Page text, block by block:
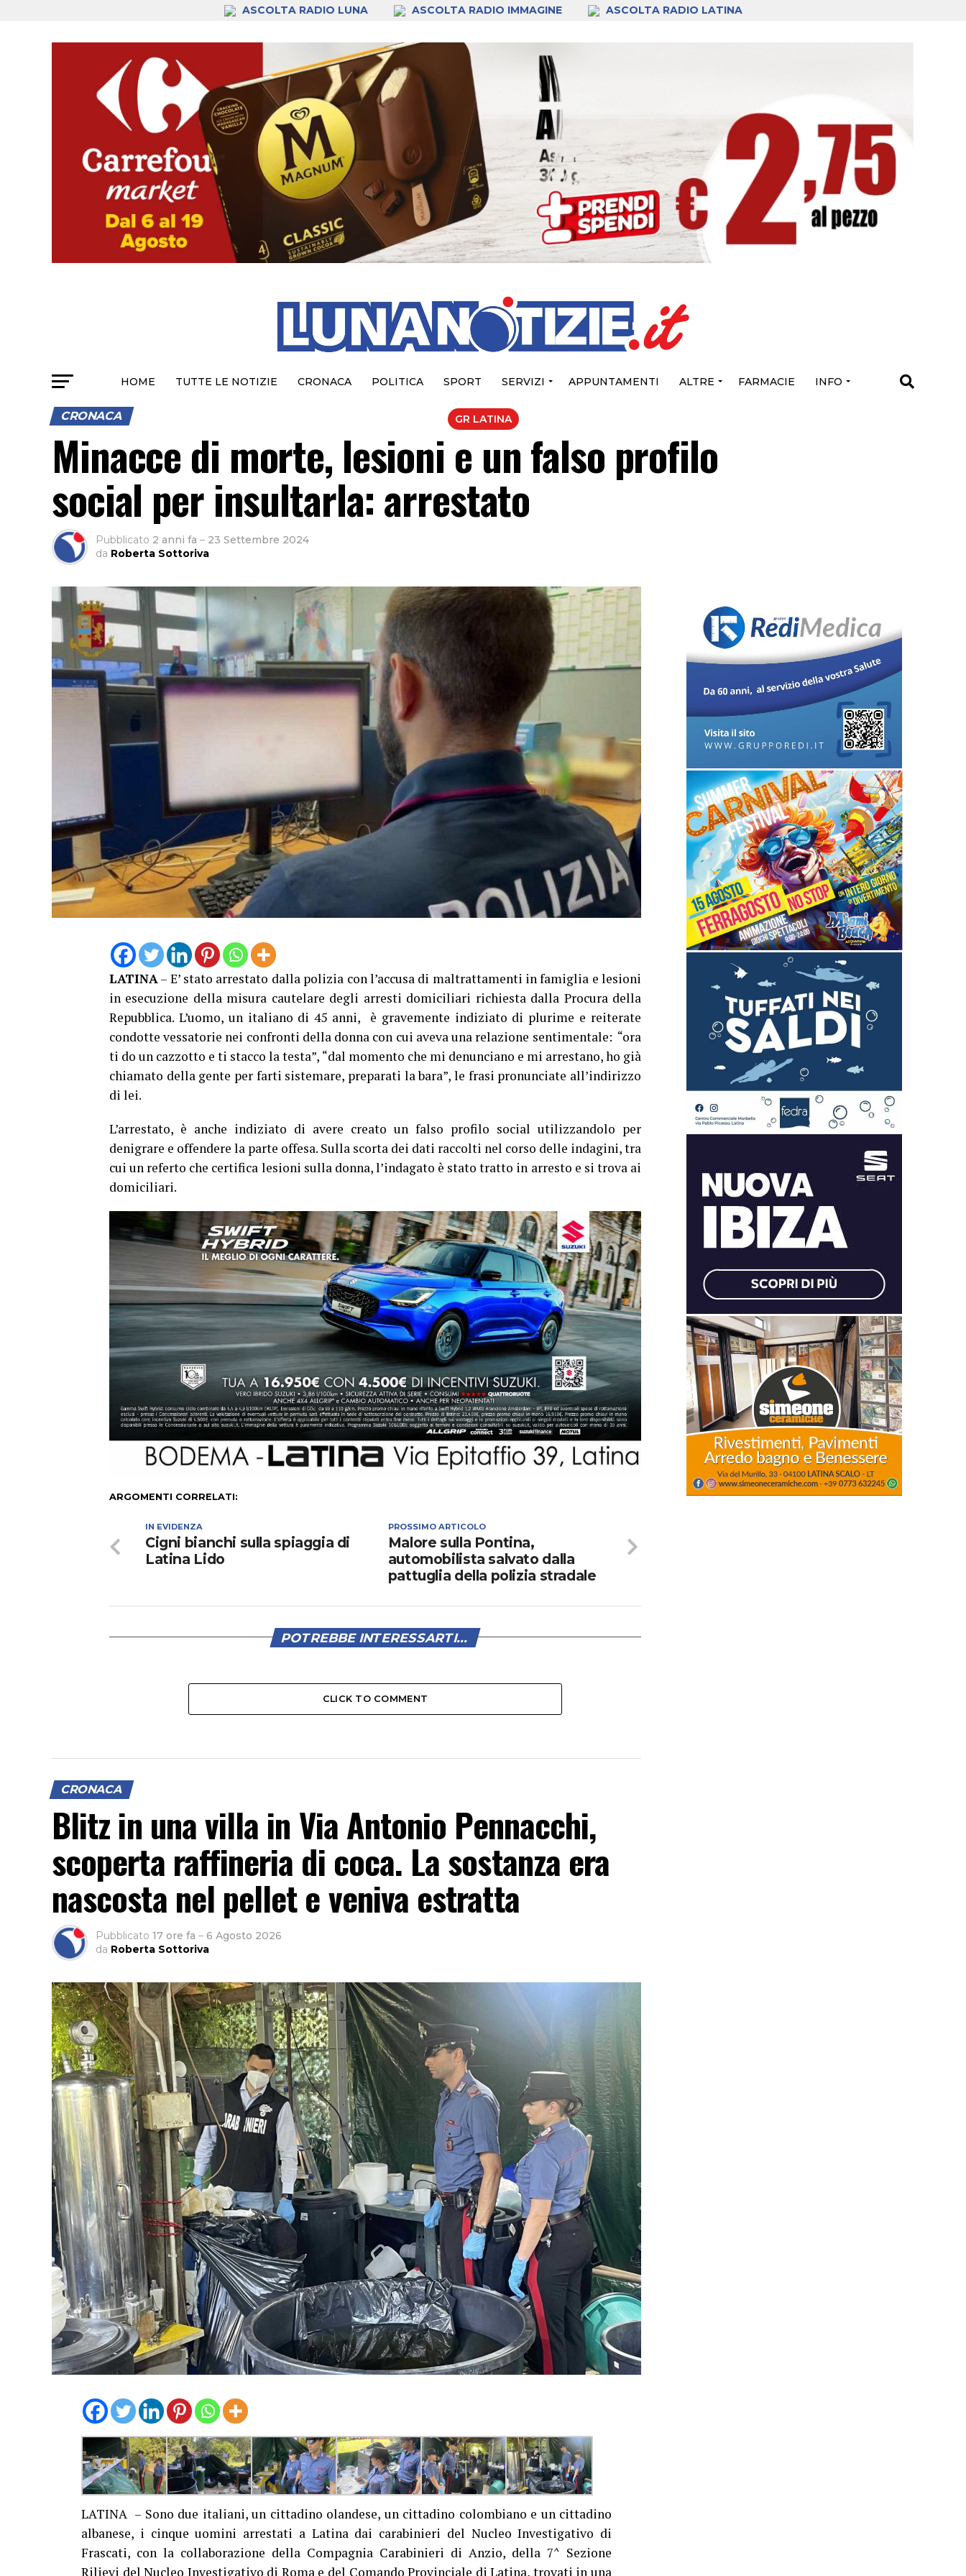
ASCOLTA RADIO LUNA ASCOLTA RADIO IMMAGINE ASCOLTA RADIO LATINA
HOME TUTTE LE NOTIZIE CRONACA POLITICA SPORT SERVIZI APPUNTAMENTI ALTRE FARMACIE INFO
GR LATINA
CRONACA
Minacce di morte, lesioni e un falso profilo
social per insultarla: arrestato
Pubblicato 2 anni fa – 23 Settembre 2024
da Roberta Sottoriva
LATINA– E’ stato arrestato dalla polizia con l’accusa di maltrattamenti in famiglia e lesioni
in esecuzione della misura cautelare degli arresti domiciliari richiesta dalla Procura della
Repubblica. L’uomo, un italiano di 45 anni, è gravemente indiziato di plurime e reiterate
condotte vessatorie nei confronti della donna con cui aveva una relazione sentimentale: “ora
ti do un cazzotto e ti stacco la testa”, “dal momento che mi denunciano e mi arrestano, ho già
chiamato della gente per farti sistemare, preparati la bara”, le frasi pronunciate all’indirizzo
di lei.
L’arrestato, è anche indiziato di avere creato un falso profilo social utilizzandolo per
denigrare e offendere la parte offesa. Sulla scorta dei dati raccolti nel corso delle indagini, tra
cui un referto che certifica lesioni sulla donna, l’indagato è stato tratto in arresto e si trova ai
domiciliari.
ARGOMENTI CORRELATI:
PROSSIMO ARTICOLO
Malore sulla Pontina,
automobilista salvato dalla
pattuglia della polizia stradale
IN EVIDENZA
Cigni bianchi sulla spiaggia di
Latina Lido
POTREBBE INTERESSARTI...
CLICK TO COMMENT
CRONACA
Blitz in una villa in Via Antonio Pennacchi,
scoperta raffineria di coca. La sostanza era
nascosta nel pellet e veniva estratta
Pubblicato 17 ore fa – 6 Agosto 2026
da Roberta Sottoriva
LATINA – Sono due italiani, un cittadino olandese, un cittadino colombiano e un cittadino
albanese, i cinque uomini arrestati a Latina dai carabinieri del Nucleo Investigativo di
Frascati, con la collaborazione della Compagnia Carabinieri di Anzio, della 7^ Sezione
Rilievi del Nucleo Investigativo di Roma e del Comando Provinciale di Latina, trovati in una